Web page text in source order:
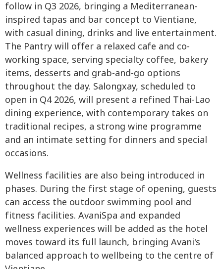
follow in Q3 2026, bringing a Mediterranean-
inspired tapas and bar concept to Vientiane,
with casual dining, drinks and live entertainment.
The Pantry will offer a relaxed cafe and co-
working space, serving specialty coffee, bakery
items, desserts and grab-and-go options
throughout the day. Salongxay, scheduled to
open in Q4 2026, will present a refined Thai-Lao
dining experience, with contemporary takes on
traditional recipes, a strong wine programme
and an intimate setting for dinners and special
occasions.
Wellness facilities are also being introduced in
phases. During the first stage of opening, guests
can access the outdoor swimming pool and
fitness facilities. AvaniSpa and expanded
wellness experiences will be added as the hotel
moves toward its full launch, bringing Avani's
balanced approach to wellbeing to the centre of